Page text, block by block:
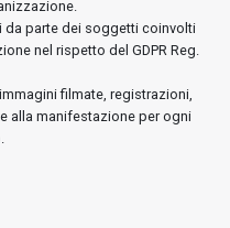
da parte dei soggetti coinvolti
nel rispetto del GDPR Reg.
filmate, registrazioni,
alla manifestazione per ogni